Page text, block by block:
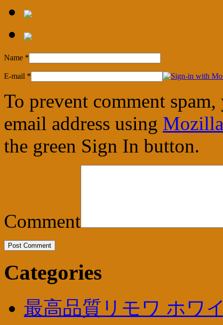
Name *
E-mail *
To prevent comment
email address using
the green Sign In button.
Comment
Categories
最高品質リモワ ホワ